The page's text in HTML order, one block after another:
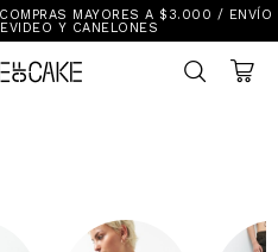
MAYORES A $3.000 / ENVÍO
Y CANELONES